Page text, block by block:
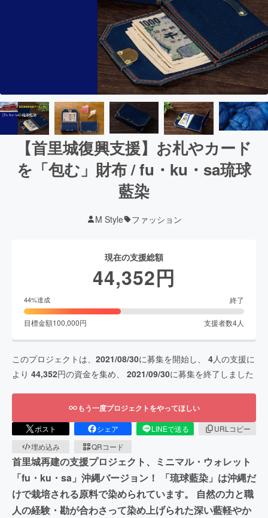
【首里城復興支援】お札やカード
を「包む」財布 / fu・ku・sa琉球
藍染
M Style ファッション
現在の支援総額
44,352円
44%達成 終了
目標金額100,000円 支援者数4人
このプロジェクトは、 2021/08/30に募集を開始し、 4人の支援に
より 44,352円の資金を集め、 2021/09/30に募集を終了しました
もう一度プロジェクトをやってほしい
ポスト シェア LINEで送る
URLコピー
埋め込み
QRコード
首里城再建の支援プロジェクト、ミニマル・ウォレット
「fu・ku・sa」沖縄バージョン！ 「琉球藍染」は沖縄だ
けで栽培される原料で染められています。 自然の力と職
人の経験・勘が合わさって染め上げられた深い藍軽やか